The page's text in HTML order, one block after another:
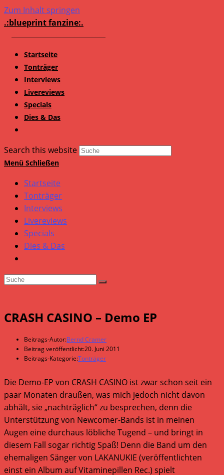
Zum Inhalt springen
.:blueprint fanzine:.
Startseite
Tonträger
Interviews
Livereviews
Specials
Dies & Das
Search this website
Menü Schließen
Startseite
Tonträger
Interviews
Livereviews
Specials
Dies & Das
CRASH CASINO – Demo EP
Beitrags-Autor:Bernd Cramer
Beitrag veröffentlicht:20. Juni 2011
Beitrags-Kategorie:Tonträger
Die Demo-EP von CRASH CASINO ist zwar schon seit ein
paar Monaten draußen, was mich jedoch nicht davon
abhält, sie „nachträglich“ zu besprechen, denn die
Unterstützung von Newcomer-Bands ist in meinen
Augen eine durchaus löbliche Tugend – und bringt in
diesem Fall sogar richtig Spaß! Denn die Band um den
ehemaligen Sänger von LAKANUKIE (veröffentlichten
einst ein Album auf Vitaminepillen Rec.) spielt